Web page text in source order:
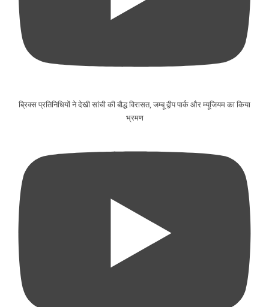
ब्रिक्स प्रतिनिधियों ने देखी सांची की बौद्ध विरासत, जम्बू द्वीप पार्क और म्यूजियम का किया
भ्रमण